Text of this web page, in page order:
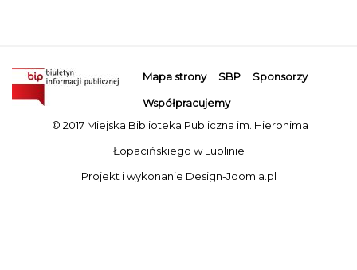
Mapa strony SBP Sponsorzy
Współpracujemy
© 2017 Miejska Biblioteka Publiczna im. Hieronima
Łopacińskiego w Lublinie
Projekt i wykonanie Design-Joomla.pl